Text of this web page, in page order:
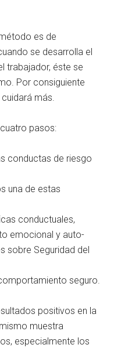
es de
se desarrolla el
trabajador, éste se
Por consiguiente
más.
pasos:
conductas de riesgo
una de estas
conductuales,
emocional y auto-
sobre Seguridad del
seguro.
positivos en la
muestra
especialmente los